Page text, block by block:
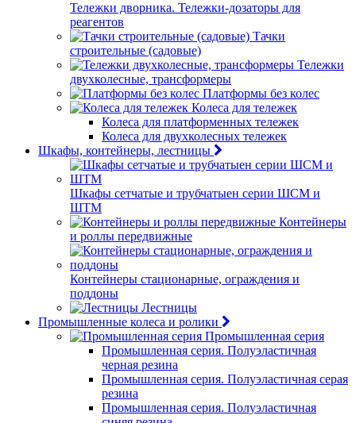
Тележки дворника. Тележки-дозаторы для
реагентов
Тачки
строительные (садовые)
Тележки
двухколесные, трансформеры
Платформы без колес
Колеса для тележек
Колеса для платформенных тележек
Колеса для двухколесных тележек
Шкафы, контейнеры, лестницы
Шкафы сетчатые и трубчатыен серии ШСМ и
ШТМ
Контейнеры
и роллы передвижные
Контейнеры стационарные, ограждения и
поддоны
Лестницы
Промышленные колеса и ролики
Промышленная серия
Промышленная серия. Полуэластичная
черная резина
Промышленная серия. Полуэластичная серая
резина
Промышленная серия. Полуэластичная